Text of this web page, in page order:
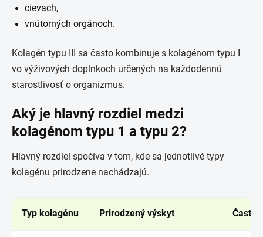
cievach,
vnútorných orgánoch.
Kolagén typu III sa často kombinuje s kolagénom typu I
vo výživových doplnkoch určených na každodennú
starostlivosť o organizmus.
Aký je hlavný rozdiel medzi
kolagénom typu 1 a typu 2?
Hlavný rozdiel spočíva v tom, kde sa jednotlivé typy
kolagénu prirodzene nachádzajú.
Typ kolagénu Prirodzený výskyt Často